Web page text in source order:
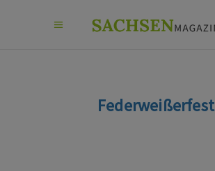
Federweißerfest